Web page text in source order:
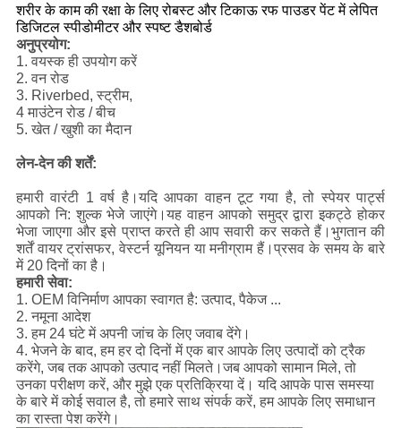
शरीर के काम की रक्षा के लिए रोबस्ट और टिकाऊ रफ पाउडर पेंट में लेपित
डिजिटल स्पीडोमीटर और स्पष्ट डैशबोर्ड
अनुप्रयोग:
1. वयस्क ही उपयोग करें
2. वन रोड
3. Riverbed, स्ट्रीम,
4 माउंटेन रोड / बीच
5. खेत / खुशी का मैदान
लेन-देन की शर्तें:
हमारी वारंटी 1 वर्ष है।यदि आपका वाहन टूट गया है, तो स्पेयर पार्ट्स
आपको नि: शुल्क भेजे जाएंगे।यह वाहन आपको समुद्र द्वारा इकट्ठे होकर
भेजा जाएगा और इसे प्राप्त करते ही आप सवारी कर सकते हैं।भुगतान की
शर्तें वायर ट्रांसफर, वेस्टर्न यूनियन या मनीग्राम हैं।प्रसव के समय के बारे
में 20 दिनों का है।
हमारी सेवा:
1. OEM विनिर्माण आपका स्वागत है: उत्पाद, पैकेज ...
2. नमूना आदेश
3. हम 24 घंटे में अपनी जांच के लिए जवाब देंगे।
4. भेजने के बाद, हम हर दो दिनों में एक बार आपके लिए उत्पादों को ट्रैक
करेंगे, जब तक आपको उत्पाद नहीं मिलते।जब आपको सामान मिले, तो
उनका परीक्षण करें, और मुझे एक प्रतिक्रिया दें। यदि आपके पास समस्या
के बारे में कोई सवाल है, तो हमारे साथ संपर्क करें, हम आपके लिए समाधान
का रास्ता पेश करेंगे।